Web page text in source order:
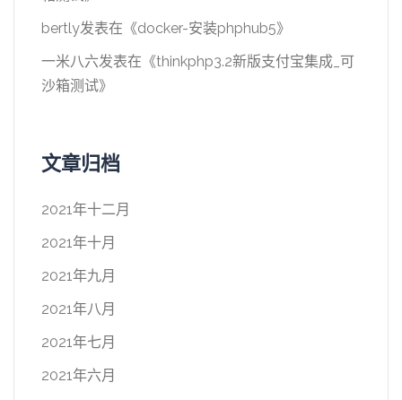
bertly发表在《docker-安装phphub5》
一米八六发表在《thinkphp3.2新版支付宝集成_可
沙箱测试》
文章归档
2021年十二月
2021年十月
2021年九月
2021年八月
2021年七月
2021年六月